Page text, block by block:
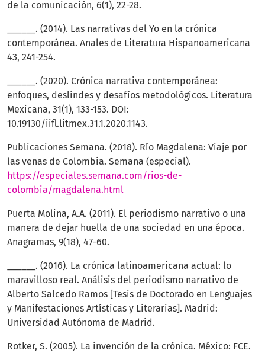
de la comunicación, 6(1), 22-28.
______. (2014). Las narrativas del Yo en la crónica
contemporánea. Anales de Literatura Hispanoamericana
43, 241-254.
______. (2020). Crónica narrativa contemporánea:
enfoques, deslindes y desafíos metodológicos. Literatura
Mexicana, 31(1), 133-153. DOI:
10.19130/iifl.litmex.31.1.2020.1143.
Publicaciones Semana. (2018). Río Magdalena: Viaje por
las venas de Colombia. Semana (especial).
https://especiales.semana.com/rios-de-
colombia/magdalena.html
Puerta Molina, A.A. (2011). El periodismo narrativo o una
manera de dejar huella de una sociedad en una época.
Anagramas, 9(18), 47-60.
______. (2016). La crónica latinoamericana actual: lo
maravilloso real. Análisis del periodismo narrativo de
Alberto Salcedo Ramos [Tesis de Doctorado en Lenguajes
y Manifestaciones Artísticas y Literarias]. Madrid:
Universidad Autónoma de Madrid.
Rotker, S. (2005). La invención de la crónica. México: FCE.